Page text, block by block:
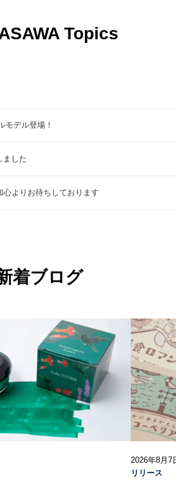
Topics
モデル登場！
ました
よりお待ちしております
着ブログ
2026年8月7
リリース